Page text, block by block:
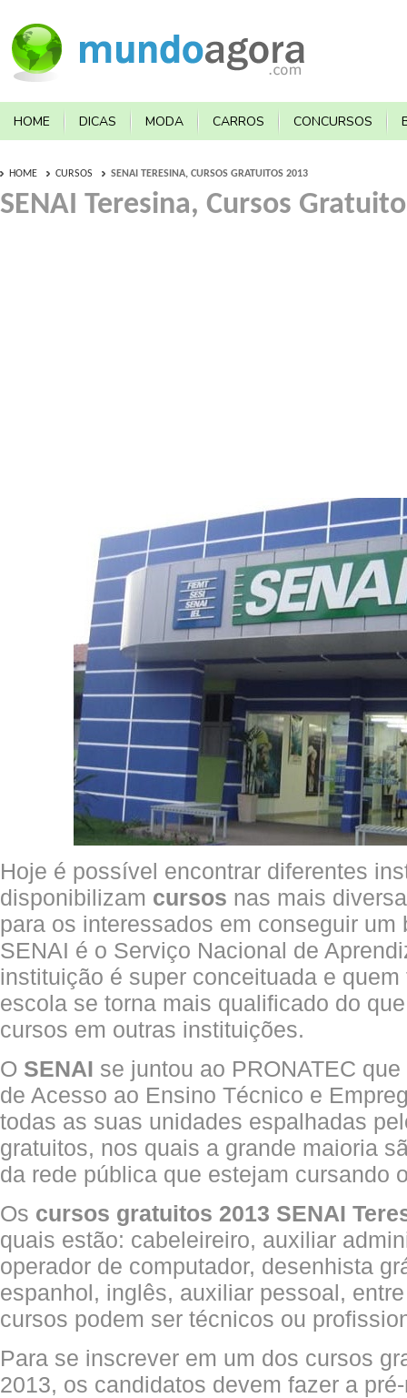
HOME DICAS MODA CARROS CONCURSOS
HOME CURSOS SENAI TERESINA, CURSOS GRATUITOS 2013
SENAI Teresina, Cursos
Hoje é possível encontrar diferentes
disponibilizam cursos nas mais
para os interessados em conseguir um
SENAI é o Serviço Nacional de
instituição é super conceituada e
escola se torna mais qualificado do
cursos em outras instituições.
O SENAI se juntou ao PRONATEC
de Acesso ao Ensino Técnico e
todas as suas unidades espalhadas
gratuitos, nos quais a grande maioria
da rede pública que estejam cursando
Os cursos gratuitos 2013 SENAI
quais estão: cabeleireiro, auxiliar
operador de computador, desenhista
espanhol, inglês, auxiliar pessoal,
cursos podem ser técnicos ou
Para se inscrever em um dos cursos
2013, os candidatos devem fazer a